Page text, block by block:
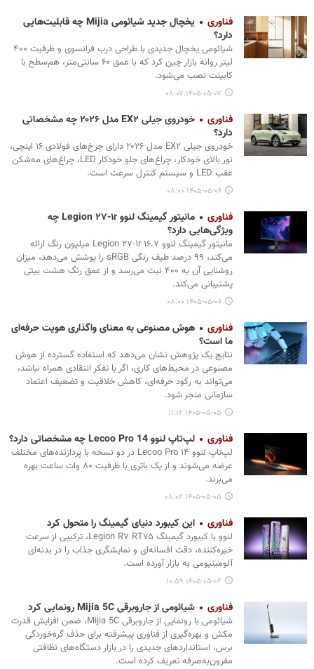
فناوری
یخچال جدید شیائومی Mijia چه قابلیت‌هایی
دارد؟
شیائومی یخچال جدیدی با طراحی درب‌ فرانسوی و ظرفیت ۴۰۰
لیتر روانه بازار چین کرد که با عمق ۶۰ سانتی‌متر، هم‌سطح با
کابینت نصب می‌شود.
۱۴۰۵-۰۵-۰۷ ۰۸:۰۷
فناوری
خودروی جیلی EX۲ مدل ۲۰۲۶ چه مشخصاتی
دارد؟
خودروی جیلی EX۲ مدل ۲۰۲۶ دارای چرخ‌های فولادی ۱۶ اینچی،
نور بالای خودکار، چراغ‌های جلو خودکار LED، چراغ‌های مه‌‎شکن
عقب LED و سیستم کنترل سرعت است.
۱۴۰۵-۰۵-۰۶ ۰۸:۰۰
فناوری
مانیتور گیمینگ لنوو Legion ۲۷-۱r چه
ویژگی‌هایی دارد؟
مانیتور گیمینگ لنوو Legion ۲۷-۱r ۱۶.۷ میلیون رنگ ارائه
می‌کند، ۹۹ درصد طیف رنگی sRGB را پوشش می‌دهد، میزان
روشنایی آن به ۴۰۰ نیت می‌رسد و از عمق رنگ هشت بیتی
پشتیبانی می‌کند.
۱۴۰۵-۰۵-۰۶ ۰۸:۰۰
فناوری
هوش مصنوعی به معنای واگذاری هویت حرفه‌ای
ما است؟
نتایج یک پژوهش نشان می‌دهد که استفاده گسترده از هوش
مصنوعی در محیط‌های کاری، اگر با تفکر انتقادی همراه نباشد،
می‌تواند به رکود حرفه‌ای، کاهش خلاقیت و تضعیف اعتماد
سازمانی منجر شود.
۱۴۰۵-۰۵-۰۵ ۱۱:۱۲
فناوری لپ‌تاپ لنوو Lecoo Pro 14 چه مشخصاتی دارد؟
لپ‌تاپ لنوو Lecoo Pro ۱۴ در دو نسخه با پردازنده‌های مختلف
عرضه می‏‌شوند و از یک باتری با ظرفیت ۸۰ وات ساعت بهره
می‌برند.
۱۴۰۵-۰۵-۰۵ ۰۸:۰۲
فناوری این کیبورد دنیای گیمینگ را متحول کرد
لنوو با کیبورد گیمینگ Legion R۷ RT۷۵، ترکیبی از سرعت
خیره‌کننده، دقت افسانه‌ای و نمایشگری جذاب را در بدنه‌ای
آلومینیومی به بازار آورده است.
۱۴۰۵-۰۵-۰۴ ۱۰:۵۹
فناوری شیائومی از جاروبرقی Mijia 5C رونمایی کرد
شیائومی با رونمایی از جاروبرقی Mijia 5C، ضمن افزایش قدرت
مکش و بهره‌گیری از فناوری پیشرفته برای حذف گره‌خوردگی
برس، استانداردهای جدیدی را در بازار دستگاه‌های نظافتی
مقرون‌به‌صرفه تعریف کرده است.